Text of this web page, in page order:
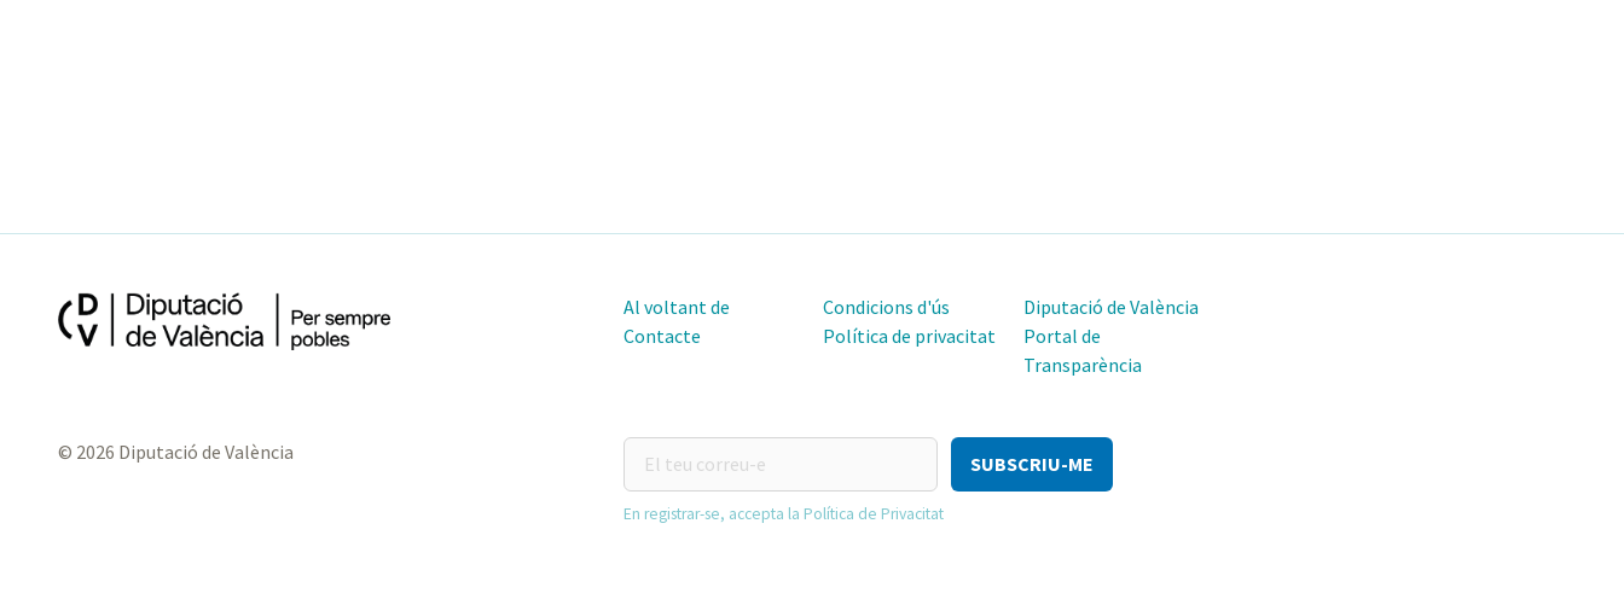
Al voltant de
Contacte
Condicions d'ús
Política de privacitat
Diputació de València
Portal de
Transparència
© 2026 Diputació de València
El
teu
correu-
En registrar-se, accepta la Política de Privacitat